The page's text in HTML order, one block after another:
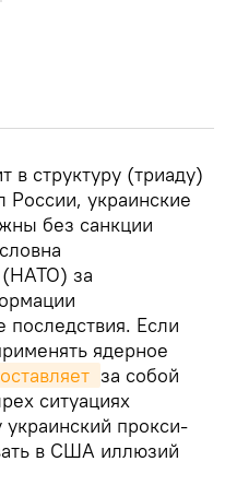
в структуру (триаду)
России, украинские
без санкции
(НАТО) за
последствия. Если
ядерное
оставляет за собой
ситуациях
прокси-
в США иллюзий